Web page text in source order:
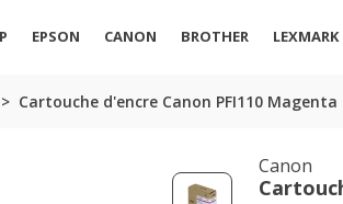
EPSON CANON BROTHER LEXMARK
Cartouche d'encre Canon PFI110 Magenta
Canon